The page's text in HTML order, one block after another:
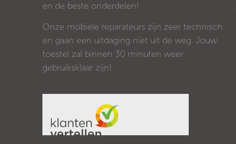
en de beste onderdelen!
Onze mobiele reparateurs zijn zeer technisch
en gaan een uitdaging niet uit de weg. Jouw
toestel zal binnen 30 minuten weer
gebruiksklaar zijn!